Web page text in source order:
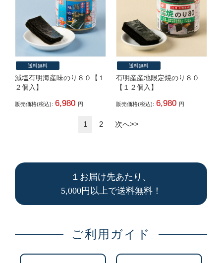
送料無料
減塩有明海産味のり８０【１
２個入】
販売価格(税込): 6,980 円
送料無料
有明産産地限定焼のり８０
【１２個入】
販売価格(税込): 6,980 円
1 2 次へ>>
１お届け先あたり、
5,000円以上で送料無料！
ご利用ガイド